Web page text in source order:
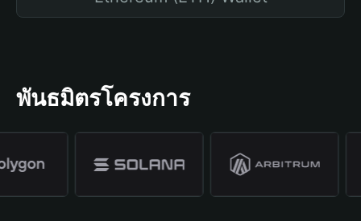
พันธมิตรโครงการ